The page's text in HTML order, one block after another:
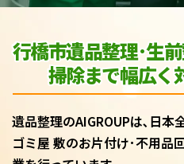
行橋市遺品整理･生
掃除まで幅広く
遺品整理のAIGROUPは､日本
ゴミ屋 敷のお片付け･不用品